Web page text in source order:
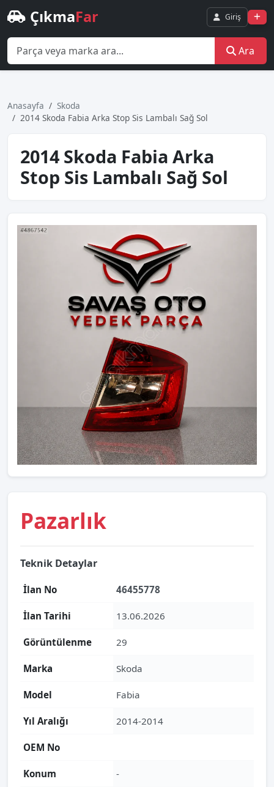
ÇıkmaFar Giriş
Ara
Anasayfa
Skoda
2014 Skoda Fabia Arka Stop Sis Lambalı Sağ Sol
2014 Skoda Fabia Arka
Stop Sis Lambalı Sağ Sol
Pazarlık
Teknik Detaylar
İlan No 46455778
İlan Tarihi 13.06.2026
Görüntülenme 29
Marka Skoda
Model Fabia
Yıl Aralığı 2014-2014
OEM No
Konum -